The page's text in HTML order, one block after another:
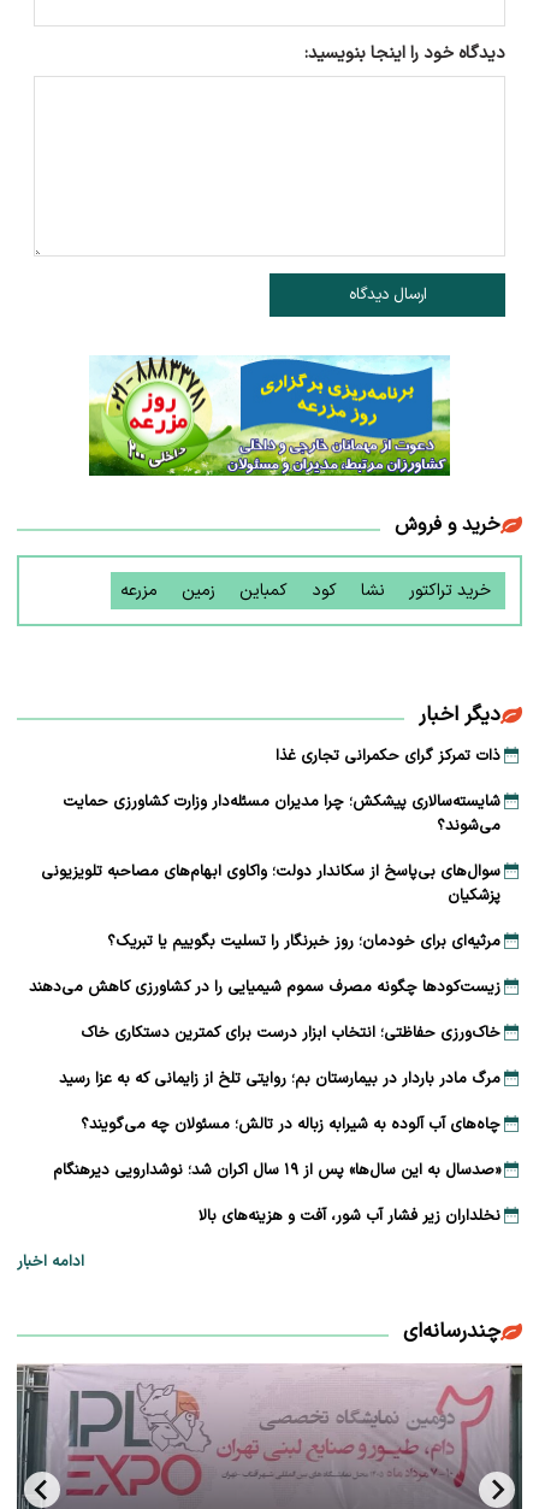
دیدگاه خود را اینجا بنویسید:
ارسال دیدگاه
خرید و فروش
خرید تراکتور نشا کود کمباین زمین مزرعه
دیگر اخبار
ذات تمرکز گرای حکمرانی تجاری غذا
شایسته‌سالاری پیشکش؛ چرا مدیران مسئله‌دار وزارت کشاورزی حمایت
می‌شوند؟
سوال‌های بی‌پاسخ از سکاندار دولت؛ واکاوی ابهام‌های مصاحبه تلویزیونی
پزشکیان
مرثیه‌ای برای خودمان؛ روز خبرنگار را تسلیت بگوییم یا تبریک؟
زیست‌کودها چگونه مصرف سموم شیمیایی را در کشاورزی کاهش می‌دهند
خاک‌ورزی حفاظتی؛ انتخاب ابزار درست برای کمترین دستکاری خاک
مرگ مادر باردار در بیمارستان بم؛ روایتی تلخ از زایمانی که به عزا رسید
چاه‌های آب آلوده به شیرابه زباله در تالش؛ مسئولان چه می‌گویند؟
«صدسال به این سال‌ها» پس از ۱۹ سال اکران شد؛ نوشدارویی دیرهنگام
نخلداران زیر فشار آب شور، آفت و هزینه‌های بالا
ادامه اخبار
چندرسانه‌ای